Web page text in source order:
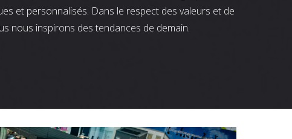
et personnalisés. Dans le respect des valeurs et de
nous inspirons des tendances de demain.